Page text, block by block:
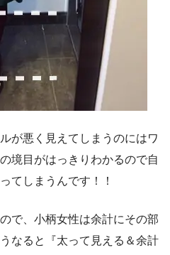
が悪く見えてしまうのにはワ
境目がはっきりわかるので自
てしまうんです！！
で、小柄女性は余計にその部
なると『太って見える＆余計